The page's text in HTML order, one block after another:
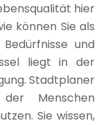
hier
können Sie als
und
liegt in der
Stadtplaner
der Menschen
Sie wissen,